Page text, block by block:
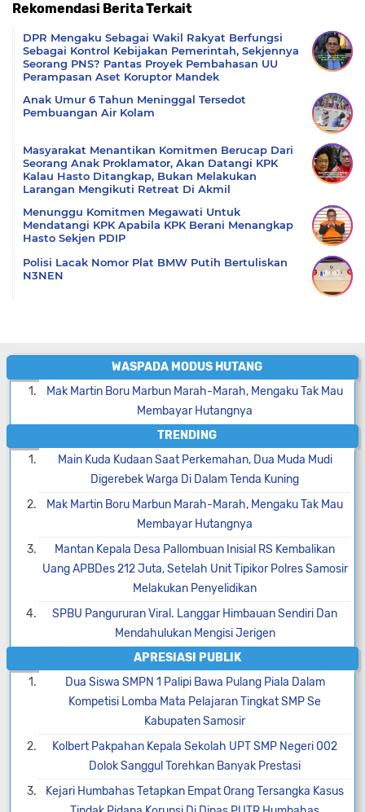
Rekomendasi Berita Terkait
DPR Mengaku Sebagai Wakil Rakyat Berfungsi
Sebagai Kontrol Kebijakan Pemerintah, Sekjennya
Seorang PNS? Pantas Proyek Pembahasan UU
Perampasan Aset Koruptor Mandek
Anak Umur 6 Tahun Meninggal Tersedot
Pembuangan Air Kolam
Masyarakat Menantikan Komitmen Berucap Dari
Seorang Anak Proklamator, Akan Datangi KPK
Kalau Hasto Ditangkap, Bukan Melakukan
Larangan Mengikuti Retreat Di Akmil
Menunggu Komitmen Megawati Untuk
Mendatangi KPK Apabila KPK Berani Menangkap
Hasto Sekjen PDIP
Polisi Lacak Nomor Plat BMW Putih Bertuliskan
N3NEN
WASPADA MODUS HUTANG
Mak Martin Boru Marbun Marah-Marah, Mengaku Tak Mau
Membayar Hutangnya
TRENDING
Main Kuda Kudaan Saat Perkemahan, Dua Muda Mudi
Digerebek Warga Di Dalam Tenda Kuning
Mak Martin Boru Marbun Marah-Marah, Mengaku Tak Mau
Membayar Hutangnya
Mantan Kepala Desa Pallombuan Inisial RS Kembalikan
Uang APBDes 212 Juta, Setelah Unit Tipikor Polres Samosir
Melakukan Penyelidikan
SPBU Pangururan Viral. Langgar Himbauan Sendiri Dan
Mendahulukan Mengisi Jerigen
APRESIASI PUBLIK
Dua Siswa SMPN 1 Palipi Bawa Pulang Piala Dalam
Kompetisi Lomba Mata Pelajaran Tingkat SMP Se
Kabupaten Samosir
Kolbert Pakpahan Kepala Sekolah UPT SMP Negeri 002
Dolok Sanggul Torehkan Banyak Prestasi
Kejari Humbahas Tetapkan Empat Orang Tersangka Kasus